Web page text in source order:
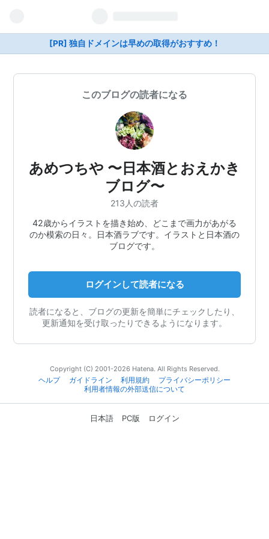
[PR] 独自ドメインは早めの取得がおすすめ！
このブログの読者になる
あめつちや 〜日本酒とおえかき
ブログ〜
213人の読者
42歳からイラストを描き始め、どこまで画力があがる
のか模索の日々。日本酒ラブです。イラストと日本酒の
ブログです。
ログインして読者になる
読者になると、ブログの更新を簡単にチェックしたり、
更新通知を受け取ったりできるようになります。
Copyright (C) 2001-2026 Hatena. All Rights Reserved.
ヘルプ
ガイドライン 利用規約
プライバシーポリシー
利用者情報の外部送信について
日本語 PC版 ログイン